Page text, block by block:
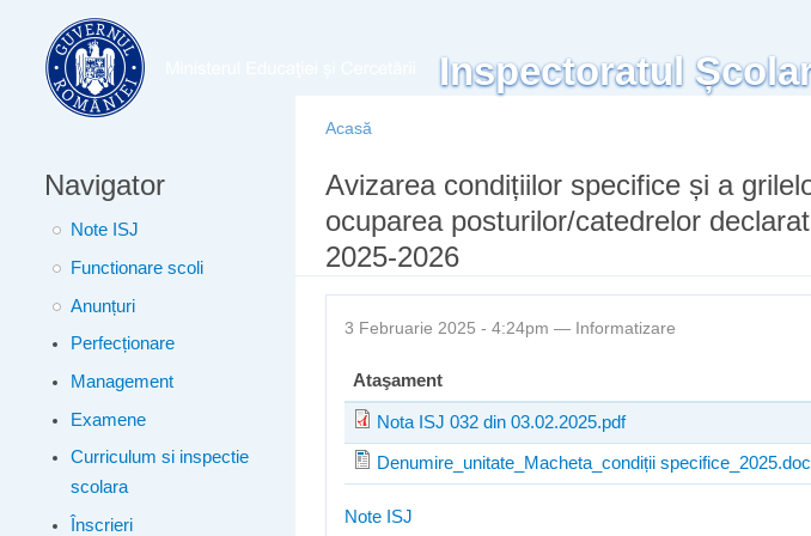
principal
Inspectoratul
Meniu principal
Navigator
Note ISJ
Functionare scoli
Anunțuri
Perfecționare
Management
Examene
Curriculum si inspectie
scolara
Înscrieri
Eşti aici
Acasă
Avizarea condițiilor specifice și a
ocuparea posturilor/catedrelor
2025-2026
3 Februarie 2025 - 4:24pm — Informatizare
Ataşament
Nota ISJ 032 din 03.02.2025.pdf
Denumire_unitate_Macheta_condiții
Note ISJ